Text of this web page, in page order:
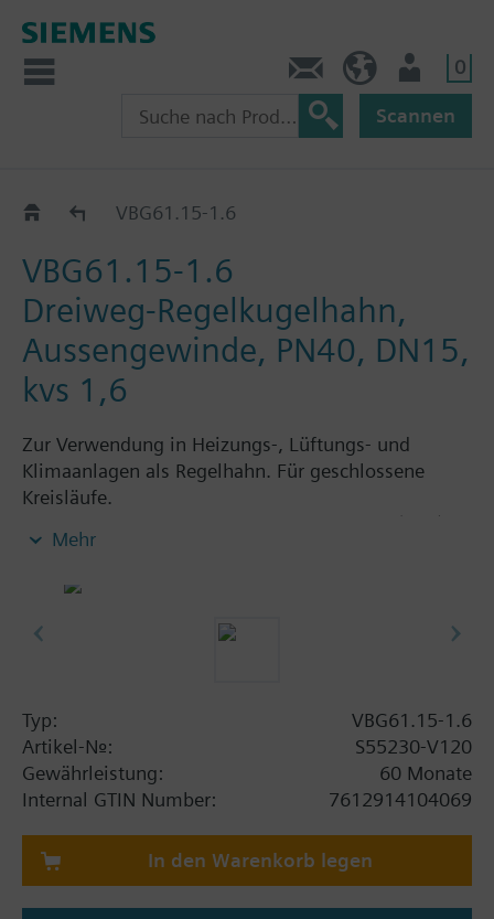
0
Scannen
VBG61..VBG61.15-1.6
VBG61.15-1.6
Dreiweg-Regelkugelhahn,
Aussengewinde, PN40, DN15,
kvs 1,6
Zur Verwendung in Heizungs-, Lüftungs- und
Klimaanlagen als Regelhahn. Für geschlossene
Kreisläufe.
Kugelhahnkörper aus Messing CW602N (DZR)
Flachdichtende Aussengewindeanschlüsse G..B
Hilfsschalter, Potentiometer), sind auch
Mehr
Typ:
VBG61.15-1.6
Artikel-Nr.:
S55230-V120
Gewährleistung:
60 Monate
Internal GTIN Number:
7612914104069
In den Warenkorb legen